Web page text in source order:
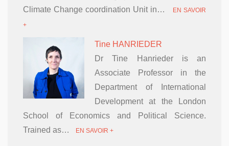
Climate Change coordination Unit in…
EN SAVOIR
+
Tine HANRIEDER
Dr Tine Hanrieder is an
Associate Professor in the
Department of International
Development at the London
School of Economics and Political Science.
Trained as…
EN SAVOIR +